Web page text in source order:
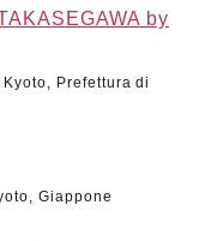
by
Prefettura di
Giappone